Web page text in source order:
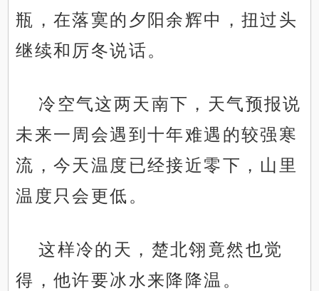
瓶，在落寞的夕阳余辉中，扭过头
继续和厉冬说话。
冷空气这两天南下，天气预报说
未来一周会遇到十年难遇的较强寒
流，今天温度已经接近零下，山里
温度只会更低。
这样冷的天，楚北翎竟然也觉
得，他许要冰水来降降温。